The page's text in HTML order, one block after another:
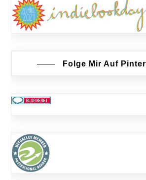
Folge Mir Auf